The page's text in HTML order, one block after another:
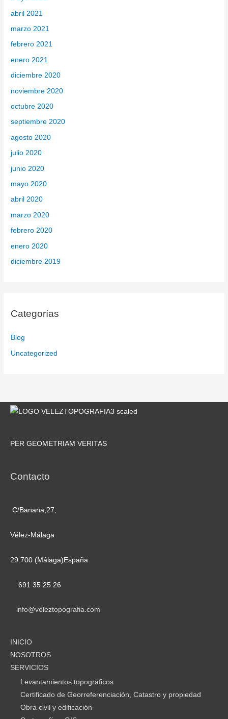
abril 2021
marzo 2021
febrero 2021
enero 2021
diciembre 2020
noviembre 2020
octubre 2020
septiembre 2020
agosto 2020
julio 2020
junio 2020
mayo 2020
abril 2020
marzo 2020
febrero 2020
enero 2020
diciembre 2019
Categorías
Blog
Uncategorized
PER GEOMETRIAM VERITAS
Contacto
C/Banana,27,
Vélez-Málaga
29.700 (Málaga)España
691 35 25 26
info@veleztopografia.com
INICIO
NOSOTROS
SERVICIOS
Levantamientos topográficos
Certificado de Georreferenciación, Catastro y propiedad
Obra civil y edificación